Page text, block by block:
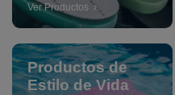
Ver Productos
Productos de
Estilo de Vida